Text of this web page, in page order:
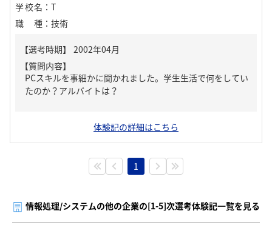
学校名 ： T
職種 ： 技術
【質問内容】
PCスキルを事細かに聞かれました。学生生活で何をしてい
たのか？アルバイトは？
体験記の詳細はこちら
1
情報処理/システムの他の企業の[1-5]次選考体験記一覧を見る